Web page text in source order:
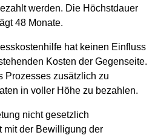
werden. Die Höchstdauer
48 Monate.
hat keinen Einfluss
Kosten der Gegenseite.
Prozesses zusätzlich zu
in voller Höhe zu bezahlen.
nicht gesetzlich
mit der Bewilligung der